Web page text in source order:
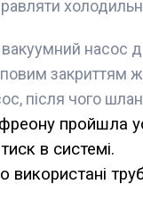
насос
закриттям
після чого
пройшла
в системі.
використані